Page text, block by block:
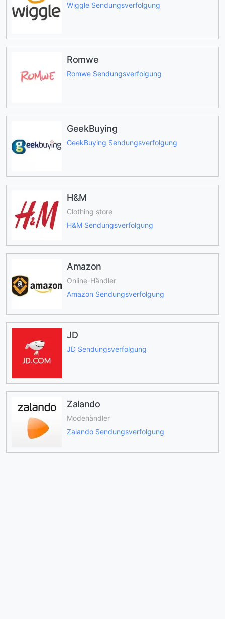
Wiggle Sendungsverfolgung
Romwe
Romwe Sendungsverfolgung
GeekBuying
GeekBuying Sendungsverfolgung
H&M
Clothing store
H&M Sendungsverfolgung
Amazon
Online-Händler
Amazon Sendungsverfolgung
JD
JD Sendungsverfolgung
Zalando
Modehändler
Zalando Sendungsverfolgung